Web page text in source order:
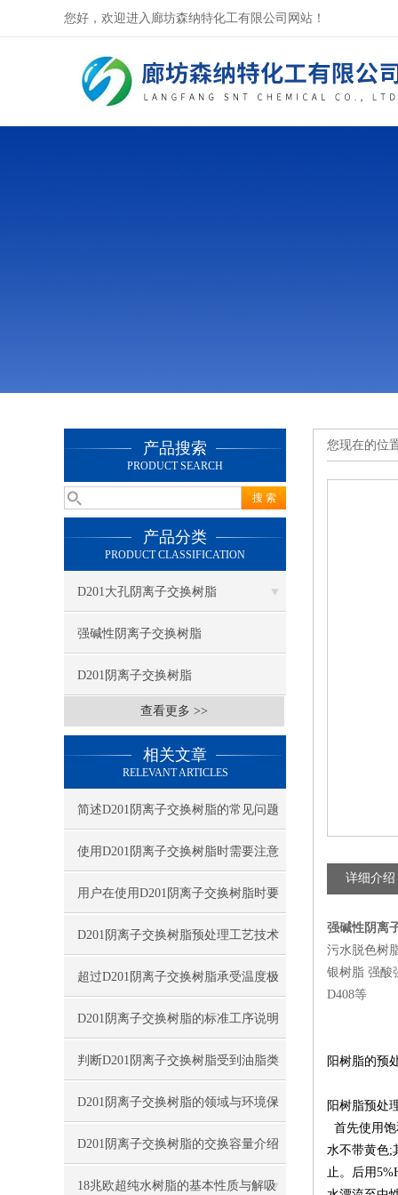
您好，欢迎进入廊坊森纳特化工有限公司网站！
产品搜索
PRODUCT SEARCH
产品分类
PRODUCT CLASSIFICATION
D201大孔阴离子交换树脂
强碱性阴离子交换树脂
D201阴离子交换树脂
查看更多 >>
相关文章
RELEVANT ARTICLES
简述D201阴离子交换树脂的常见问题
相应解决方法
使用D201阴离子交换树脂时需要注意
的事项分享
用户在使用D201阴离子交换树脂时要
对其特性适当了解
D201阴离子交换树脂预处理工艺技术
指南
超过D201阴离子交换树脂承受温度极
限值导致结构破坏
D201阴离子交换树脂的标准工序说明
判断D201阴离子交换树脂受到油脂类
污染程度方法概述
D201阴离子交换树脂的领域与环境保
护
D201阴离子交换树脂的交换容量介绍
18兆欧超纯水树脂的基本性质与解吸
您现在的位
详细介绍
强碱性阴离
污水脱色树
银树脂 强酸
D408等
阳树脂的预
阳树脂预处
首先使用
水不带黄色;
止。后用